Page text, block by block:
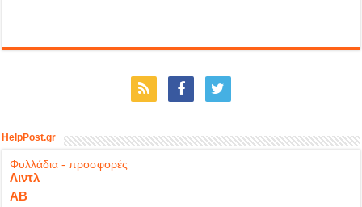
HelpPost.gr
Φυλλάδια - προσφορές
Λιντλ
ΑΒ